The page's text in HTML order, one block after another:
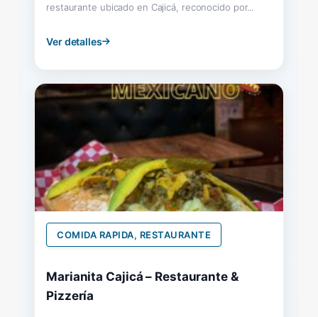
restaurante ubicado en Cajicá, reconocido por...
Ver detalles
COMIDA RAPIDA, RESTAURANTE
Marianita Cajicá – Restaurante &
Pizzería